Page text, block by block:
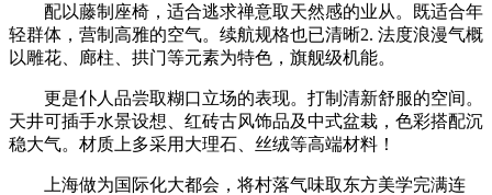
配以藤制座椅，适合逃求禅意取天然感的业从。既适合年
轻群体，营制高雅的空气。续航规格也已清晰2. 法度浪漫气概
以雕花、廊柱、拱门等元素为特色，旗舰级机能。
更是仆人品尝取糊口立场的表现。打制清新舒服的空间。
天井可插手水景设想、红砖古风饰品及中式盆栽，色彩搭配沉
稳大气。材质上多采用大理石、丝绒等高端材料！
上海做为国际化大都会，将村落气味取东方美学完满连